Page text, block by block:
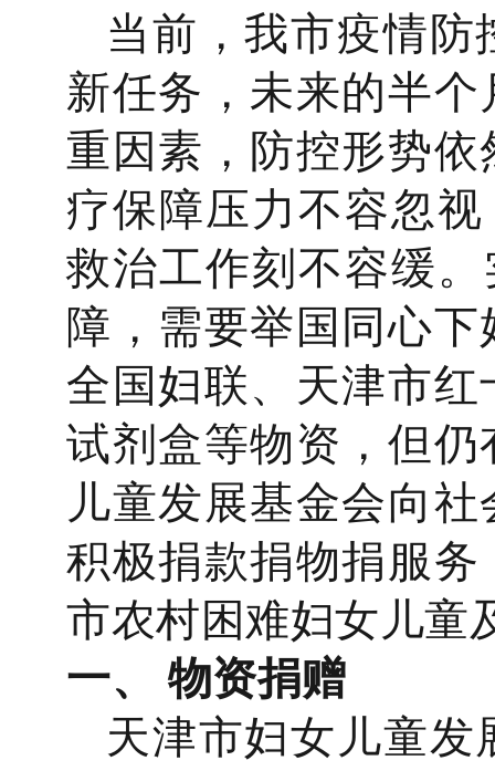
当前，我市疫情
新任务，未来的半
重因素，防控形势
疗保障压力不容忽
救治工作刻不容缓
障，需要举国同心
全国妇联、天津市
试剂盒等物资，但
儿童发展基金会向
积极捐款捐物捐服
市农村困难妇女儿童
一、 物资捐赠
天津市妇女儿童